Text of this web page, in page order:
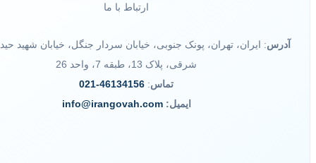
ارتباط با ما
آدرس: ایران، تهران، پونک جنوبی، خیابان سردار جنگل، خیابان شهید
شرقی، پلاک 13، طبقه 7، واحد 26
تماس:
46134156-021
ایمیل: info@irangovah.com